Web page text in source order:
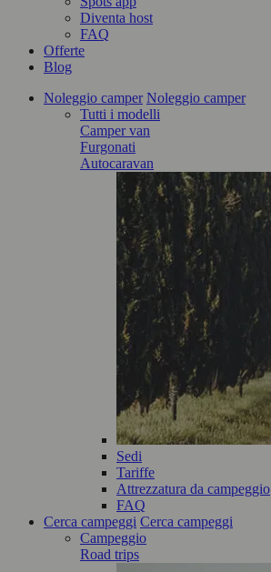
Diventa host
FAQ
Offerte
Blog
Noleggio camper Noleggio camper
Tutti i modelli
Camper van
Furgonati
Autocaravan
Sedi
Tariffe
Attrezzatura da campeggio
FAQ
Cerca campeggi Cerca campeggi
Campeggio
Road trips